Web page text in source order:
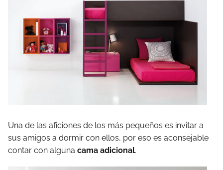
Una de las aficiones de los más pequeños es invitar a
sus amigos a dormir con ellos, por eso es aconsejable
contar con alguna cama adicional.